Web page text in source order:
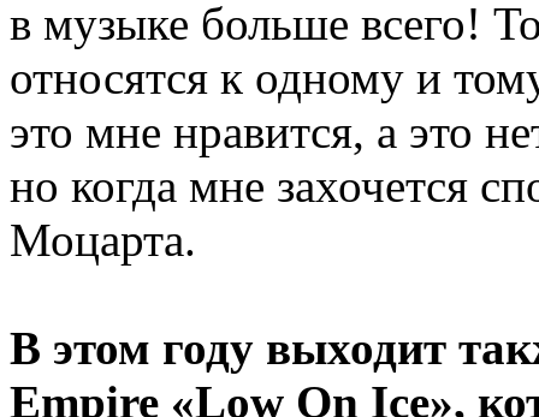
в музыке больше всего!
относятся к одному и
это мне нравится, а это
но когда мне захочется
Моцарта.
В этом году выходит
Empire «Low On Ice»,